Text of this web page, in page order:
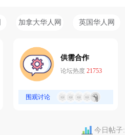
加拿大华人网 英国华人网
供需合作
论坛热度 21753
围观讨论
今日帖子: